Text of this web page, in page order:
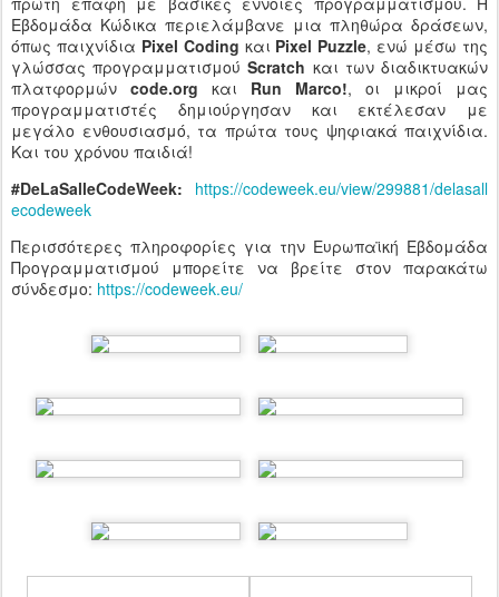
Εβδομάδα Κώδικα περιελάμβανε μια πληθώρα δράσεων,
όπως παιχνίδια Pixel Coding και Pixel Puzzle, ενώ μέσω της
γλώσσας προγραμματισμούScratch και των διαδικτυακών
πλατφορμών code.org και Run Marco!, οι μικροί μας
προγραμματιστές δημιούργησαν και εκτέλεσαν με
μεγάλο ενθουσιασμό, τα πρώτα τους ψηφιακά παιχνίδια.
Και του χρόνου παιδιά!
#DeLaSalleCodeWeek:
https://codeweek.eu/view/299881/delasall
ecodeweek
Περισσότερες πληροφορίες για την Ευρωπαϊκή Εβδομάδα
Προγραμματισμού μπορείτε να βρείτε στον παρακάτω
σύνδεσμο: https://codeweek.eu/